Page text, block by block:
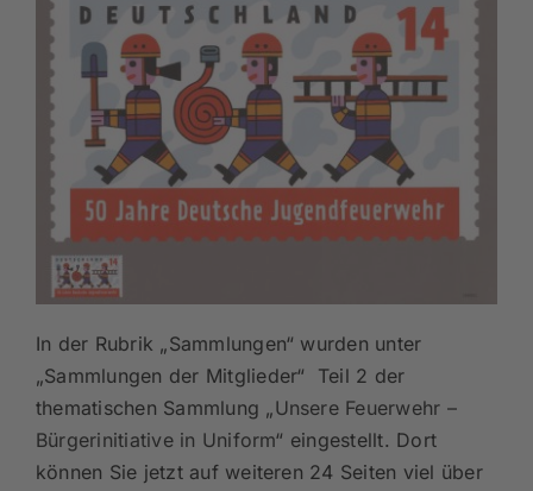
In der Rubrik „Sammlungen“ wurden unter
„Sammlungen der Mitglieder“ Teil 2 der
thematischen Sammlung „Unsere Feuerwehr –
Bürgerinitiative in Uniform“ eingestellt. Dort
können Sie jetzt auf weiteren 24 Seiten viel über